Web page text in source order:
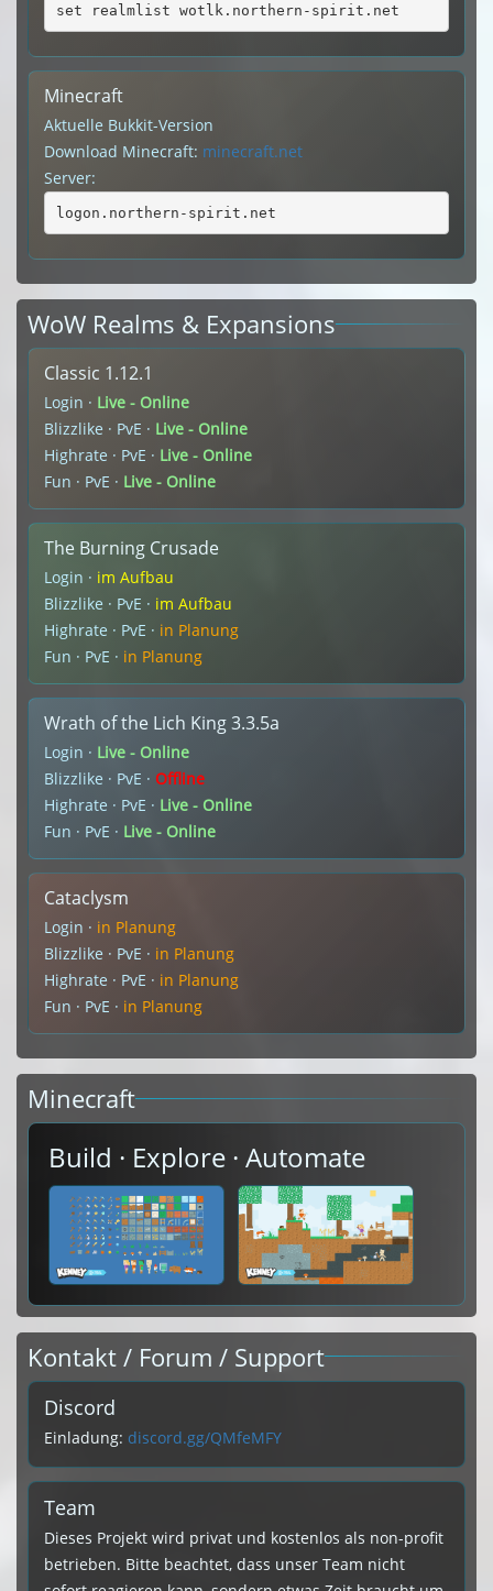
set realmlist wotlk.northern-spirit.net
Minecraft
Aktuelle Bukkit-Version
Download Minecraft: minecraft.net
Server:
logon.northern-spirit.net
WoW Realms & Expansions
Classic 1.12.1
Login · Live - Online
Blizzlike · PvE · Live - Online
Highrate · PvE · Live - Online
Fun · PvE · Live - Online
The Burning Crusade
Login · im Aufbau
Blizzlike · PvE · im Aufbau
Highrate · PvE · in Planung
Fun · PvE · in Planung
Wrath of the Lich King 3.3.5a
Login · Live - Online
Blizzlike · PvE · Offline
Highrate · PvE · Live - Online
Fun · PvE · Live - Online
Cataclysm
Login · in Planung
Blizzlike · PvE · in Planung
Highrate · PvE · in Planung
Fun · PvE · in Planung
Minecraft
Build · Explore · Automate
Kontakt / Forum / Support
Discord
Einladung: discord.gg/QMfeMFY
Team
Dieses Projekt wird privat und kostenlos als non-profit
betrieben. Bitte beachtet, dass unser Team nicht